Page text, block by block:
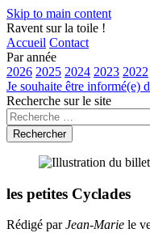
Skip to main content
Ravent sur la toile !
Accueil Contact
Par année
2026 2025 2024 2023 2022
Je souhaite être informé(e)
Recherche sur le site
Rechercher
les petites Cyclades
Rédigé parJean-Marie le